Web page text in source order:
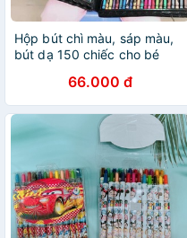
Hộp bút chì màu, sáp màu,
bút dạ 150 chiếc cho bé
66.000 đ